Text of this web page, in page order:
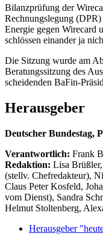
Bilanzprüfung der
Rechnungslegung
Energie gegen Wirecard
schlössen einander ja
Die Sitzung wurde am
Beratungssitzung des
scheidenden BaFin-
Herausgeber
Deutscher Bundestag,
Verantwortlich: Frank
Redaktion: Lisa
(stellv. Chefredakteur),
Claus Peter Kosfeld,
vom Dienst), Sandra
Helmut Stoltenberg,
Herausgeber